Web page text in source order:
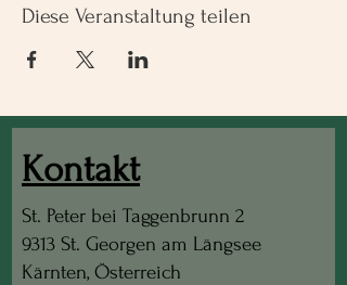
Diese Veranstaltung teilen
Kontakt
St. Peter bei Taggenbrunn 2
9313 St. Georgen am Längsee
Kärnten, Österreich